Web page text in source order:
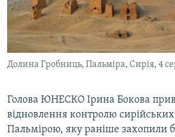
ВІДЕОУРОКИ «ELIFBE»
СВІДЧЕННЯ ОКУПАЦІЇ
УКРАЇНСЬКА ПРОБЛЕМА КРИМУ
ІНФОГРАФІКА
Русский
Qırımtatar
ДОЛУЧАЙСЯ!
Усі сайти RFE/RL
Долина Гробниць, Пальміра, Сирія, 4
Голова ЮНЕСКО Ірина Бокова
відновлення контролю
Пальмірою, яку раніше захопили